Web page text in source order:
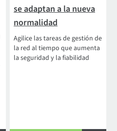
se adaptan a la nueva
normalidad
Agilice las tareas de gestión de
la red al tiempo que aumenta
la seguridad y la fiabilidad